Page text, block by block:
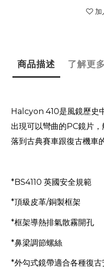
加
商品描述 了解更多
Halcyon 410是風鏡歷史
出現可以彎曲的 PC鏡片，
落到古典賽車跟復古機車
*BS4110 英國安全規範
*頂級皮革/銅製框架
*框架導熱排氣散霧開孔
*鼻梁調節螺絲
*外勾式鏡帶適合各種復古